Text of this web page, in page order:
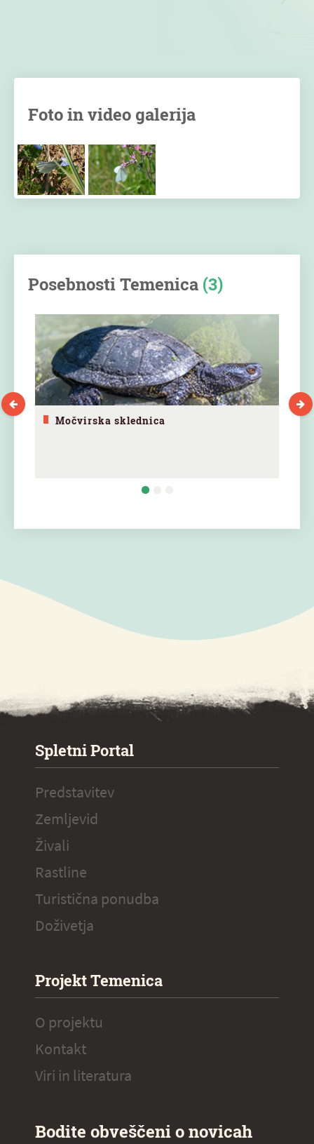
Foto in video galerija
Posebnosti Temenica (3)
Močvirska sklednica
Spletni Portal
Predstavitev
Zemljevid
Živali
Rastline
Turistična ponudba
Doživetja
Projekt Temenica
O projektu
Kontakt
Viri in literatura
Bodite obveščeni o novicah